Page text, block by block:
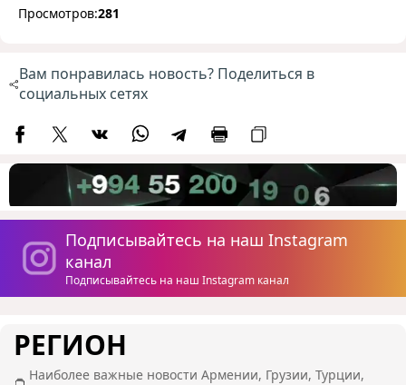
Просмотров:281
Вам понравилась новость? Поделиться в
социальных сетях
Подписывайтесь на наш Instagram
канал
Подписывайтесь на наш Instagram канал
РЕГИОН
Наиболее важные новости Армении, Грузии, Турции,